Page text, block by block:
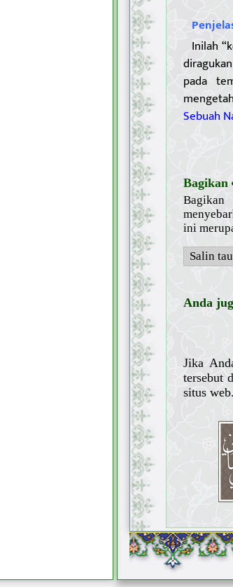
Inilah
pada
Sebuah
Bagikan
ini
Salin
Anda
Jika
tersebut
situs